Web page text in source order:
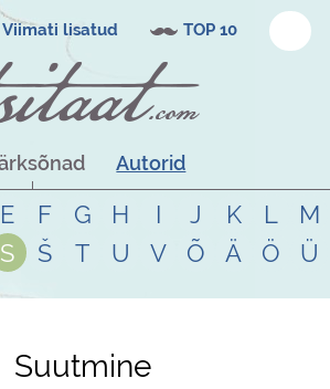
Viimati lisatud TOP 10
Autorid
E F G H I J K L
M
S Š T U V Õ Ä Ö Ü
Suutmine